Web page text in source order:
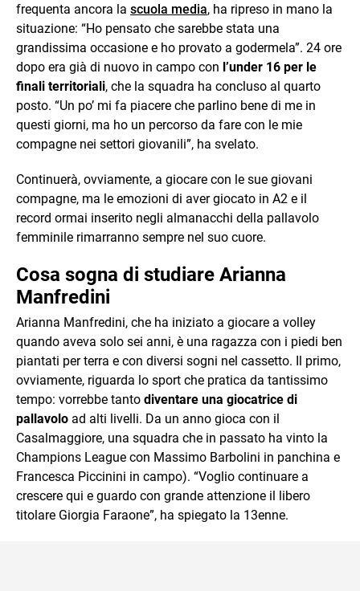
frequenta ancora la scuola media, ha ripreso in mano la
situazione: “Ho pensato che sarebbe stata una
grandissima occasione e ho provato a godermela”. 24 ore
dopo era già di nuovo in campo con l’under 16 per le
finali territoriali, che la squadra ha concluso al quarto
posto. “Un po’ mi fa piacere che parlino bene di me in
questi giorni, ma ho un percorso da fare con le mie
compagne nei settori giovanili”, ha svelato.
Continuerà, ovviamente, a giocare con le sue giovani
compagne, ma le emozioni di aver giocato in A2 e il
record ormai inserito negli almanacchi della pallavolo
femminile rimarranno sempre nel suo cuore.
Cosa sogna di studiare Arianna
Manfredini
Arianna Manfredini, che ha iniziato a giocare a volley
quando aveva solo sei anni, è una ragazza con i piedi ben
piantati per terra e con diversi sogni nel cassetto. Il primo,
ovviamente, riguarda lo sport che pratica da tantissimo
tempo: vorrebbe tanto diventare una giocatrice di
pallavolo ad alti livelli. Da un anno gioca con il
Casalmaggiore, una squadra che in passato ha vinto la
Champions League con Massimo Barbolini in panchina e
Francesca Piccinini in campo). “Voglio continuare a
crescere qui e guardo con grande attenzione il libero
titolare Giorgia Faraone”, ha spiegato la 13enne.